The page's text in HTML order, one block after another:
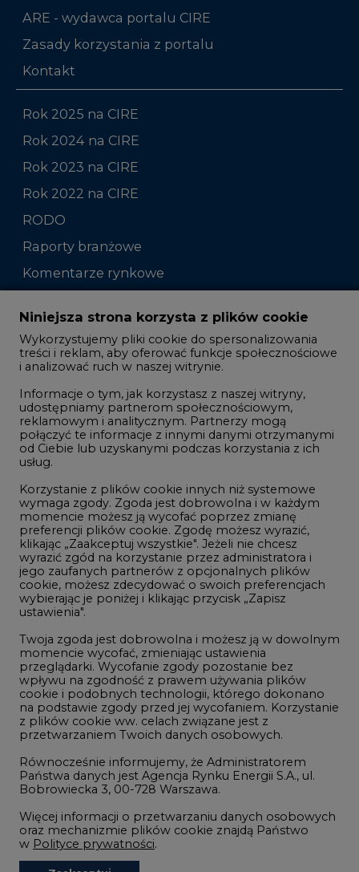
ARE - wydawca portalu CIRE
Zasady korzystania z portalu
Kontakt
Rok 2025 na CIRE
Rok 2024 na CIRE
Rok 2023 na CIRE
Rok 2022 na CIRE
RODO
Raporty branżowe
Komentarze rynkowe
Zmiany kadrowe na rynku
Studio CIRE
Rozmowy o energetyce
Gospodarka
Geopolityka
LTE450
Innowacje i AI
Telekomunikacja i IT
Handel emisjami CO2
Wodór
Górnictwo
Atom
Fotowoltaika
Offshore wind
Zielone samorządy
Zielona gospodarka
Niniejsza strona korzysta z plików cookie
Wykorzystujemy pliki cookie do spersonalizowania
treści i reklam, aby oferować funkcje społecznościowe
i analizować ruch w naszej witrynie.
Informacje o tym, jak korzystasz z naszej witryny,
udostępniamy partnerom społecznościowym,
reklamowym i analitycznym. Partnerzy mogą
połączyć te informacje z innymi danymi otrzymanymi
od Ciebie lub uzyskanymi podczas korzystania z ich
usług.
Korzystanie z plików cookie innych niż systemowe
wymaga zgody. Zgoda jest dobrowolna i w każdym
momencie możesz ją wycofać poprzez zmianę
preferencji plików cookie. Zgodę możesz wyrazić,
klikając „Zaakceptuj wszystkie". Jeżeli nie chcesz
wyrazić zgód na korzystanie przez administratora i
jego zaufanych partnerów z opcjonalnych plików
cookie, możesz zdecydować o swoich preferencjach
wybierając je poniżej i klikając przycisk „Zapisz
ustawienia".
Twoja zgoda jest dobrowolna i możesz ją w dowolnym
momencie wycofać, zmieniając ustawienia
przeglądarki. Wycofanie zgody pozostanie bez
wpływu na zgodność z prawem używania plików
cookie i podobnych technologii, którego dokonano
na podstawie zgody przed jej wycofaniem. Korzystanie
z plików cookie ww. celach związane jest z
przetwarzaniem Twoich danych osobowych.
Równocześnie informujemy, że Administratorem
Państwa danych jest Agencja Rynku Energii S.A., ul.
Bobrowiecka 3, 00-728 Warszawa.
Więcej informacji o przetwarzaniu danych osobowych
oraz mechanizmie plików cookie znajdą Państwo
w Polityce prywatności.